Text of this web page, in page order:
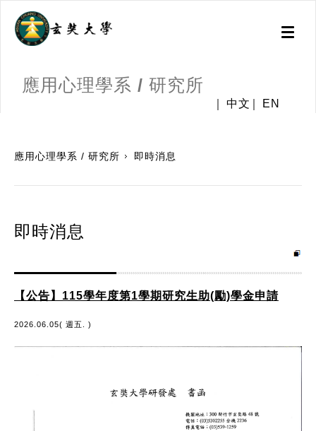
Toggle
應用心理學系 / 研究所
中文 EN
應用心理學系 / 研究所 即時消息
即時消息
【公告】115學年度第1學期研究生助(勵)學金申請
2026.06.05( 週五. )